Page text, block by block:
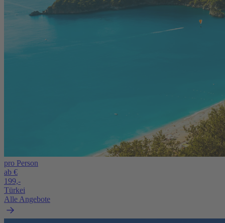
pro Person
ab €
199,-
Türkei
Alle Angebote